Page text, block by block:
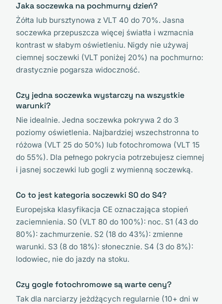
Jaka soczewka na pochmurny dzień?
Żółta lub bursztynowa z VLT 40 do 70%. Jasna
soczewka przepuszcza więcej światła i wzmacnia
kontrast w słabym oświetleniu. Nigdy nie używaj
ciemnej soczewki (VLT poniżej 20%) na pochmurno:
drastycznie pogarsza widoczność.
Czy jedna soczewka wystarczy na wszystkie
warunki?
Nie idealnie. Jedna soczewka pokrywa 2 do 3
poziomy oświetlenia. Najbardziej wszechstronna to
różowa (VLT 25 do 50%) lub fotochromowa (VLT 15
do 55%). Dla pełnego pokrycia potrzebujesz ciemnej
i jasnej soczewki lub gogli z wymienną soczewką.
Co to jest kategoria soczewki S0 do S4?
Europejska klasyfikacja CE oznaczająca stopień
zaciemnienia. S0 (VLT 80 do 100%): noc. S1 (43 do
80%): zachmurzenie. S2 (18 do 43%): zmienne
warunki. S3 (8 do 18%): słonecznie. S4 (3 do 8%):
lodowiec, nie do jazdy na stoku.
Czy gogle fotochromowe są warte ceny?
Tak dla narciarzy jeżdżących regularnie (10+ dni w